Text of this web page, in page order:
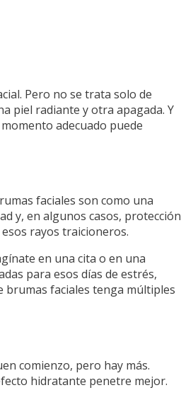
Pero no se trata solo de
piel radiante y otra apagada. Y
adecuado puede
faciales son como una
y, en algunos casos, protección
rayos traicioneros.
en una cita o en una
para esos días de estrés,
brumas faciales tenga múltiples
comienzo, pero hay más.
hidratante penetre mejor.